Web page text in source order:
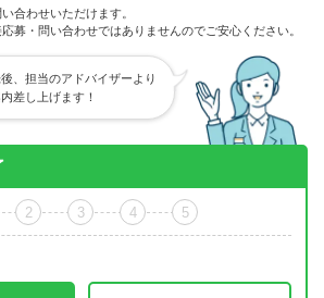
合わせいただけます。
募・問い合わせではありませんのでご安心ください。
、担当のアドバイザーより
差し上げます！
2 3 4 5